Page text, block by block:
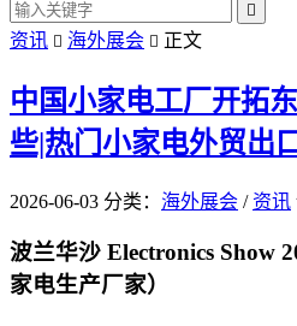

资讯  海外展会  正文
中国小家电工厂开拓
些|热门小家电外贸出
2026-06-03 分类： 海外展会 / 资讯
波兰华沙 Electronics Show
家电生产厂家）